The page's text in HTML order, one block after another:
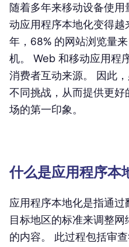
随着多年来移动设备使
动应用程序本地化变得
年，68% 的网站浏览量
机。 Web 和移动应用程
消费者互动来源。 因此
不同挑战，从而提供更
场的第一印象。
什么是应用程序本
应用程序本地化是指通
目标地区的标准来调整
的内容。 此过程包括审